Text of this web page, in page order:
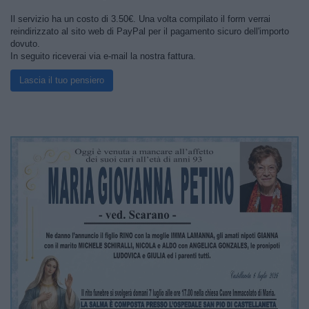
Il servizio ha un costo di 3.50€. Una volta compilato il form verrai
reindirizzato al sito web di PayPal per il pagamento sicuro dell'importo
dovuto.
In seguito riceverai via e-mail la nostra fattura.
Lascia il tuo pensiero